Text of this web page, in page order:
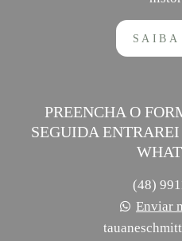
SAIBA
PREENCHA O
SEGUIDA
(48)
Enviar